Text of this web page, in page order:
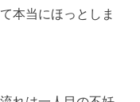
本当にほっとしま